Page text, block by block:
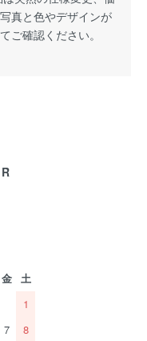
真と色やデザインが
ご確認ください。
金
土
1
7
8